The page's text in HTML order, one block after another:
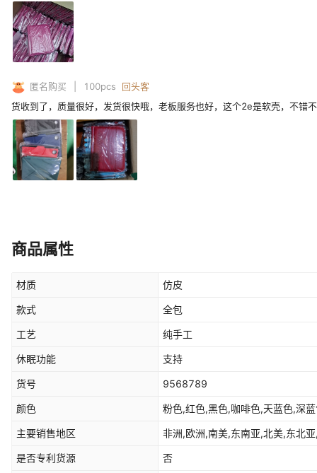
匿名购买 100pcs
回头客
货收到了，质量很好，发货很快哦，老板服务也好，这个2e是软壳，不错
商品属性
材质 仿皮
款式 全包
工艺 纯手工
休眠功能 支持
货号 9568789
颜色 粉色,红色,黑色,咖啡色,天蓝色,深
主要销售地区 非洲,欧洲,南美,东南亚,北美,东北
是否专利货源 否